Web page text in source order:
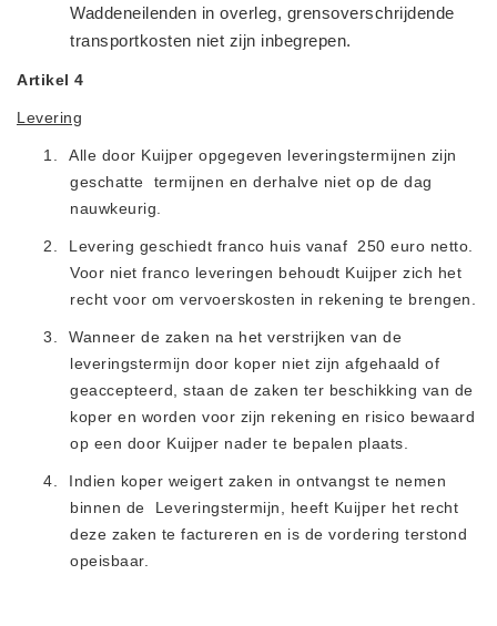
Zouttabletten (15)
Waddeneilenden in overleg, grensoverschrijdende
transportkosten niet zijn inbegrepen.
Artikel 4
Levering
1.
Alle door Kuijper opgegeven leveringstermijnen zijn
geschatte
termijnen en derhalve niet op de dag
nauwkeurig.
2. Levering geschiedt franco huis vanaf
250 euro netto.
Voor niet franco leveringen behoudt Kuijper zich het
recht voor om vervoerskosten in rekening te brengen.
3.
Wanneer de zaken na het verstrijken van de
leveringstermijn door koper niet zijn afgehaald of
geaccepteerd, staan de zaken ter beschikking van de
koper en worden voor zijn rekening en risico bewaard
op een door Kuijper nader te bepalen plaats.
4.
Indien koper weigert zaken in ontvangst te nemen
binnen de
Leveringstermijn, heeft Kuijper het recht
deze zaken te factureren en is de vordering terstond
opeisbaar.